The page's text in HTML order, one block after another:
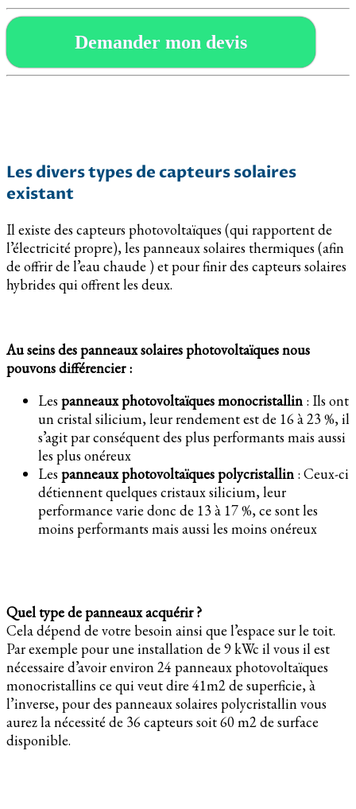
Demander mon devis
Les divers types de capteurs solaires
existant
Il existe des capteurs photovoltaïques (qui rapportent de
l’électricité propre), les panneaux solaires thermiques (afin
de offrir de l’eau chaude ) et pour finir des capteurs solaires
hybrides qui offrent les deux.
Au seins des panneaux solaires photovoltaïques nous
pouvons différencier :
Les panneaux photovoltaïques monocristallin : Ils ont
un cristal silicium, leur rendement est de 16 à 23 %, il
s’agit par conséquent des plus performants mais aussi
les plus onéreux
Les panneaux photovoltaïques polycristallin : Ceux-ci
détiennent quelques cristaux silicium, leur
performance varie donc de 13 à 17 %, ce sont les
moins performants mais aussi les moins onéreux
Quel type de panneaux acquérir ?
Cela dépend de votre besoin ainsi que l’espace sur le toit.
Par exemple pour une installation de 9 kWc il vous il est
nécessaire d’avoir environ 24 panneaux photovoltaïques
monocristallins ce qui veut dire 41m2 de superficie, à
l’inverse, pour des panneaux solaires polycristallin vous
aurez la nécessité de 36 capteurs soit 60 m2 de surface
disponible.